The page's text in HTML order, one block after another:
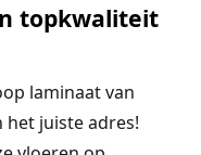
topkwaliteit
laminaat van
juiste adres!